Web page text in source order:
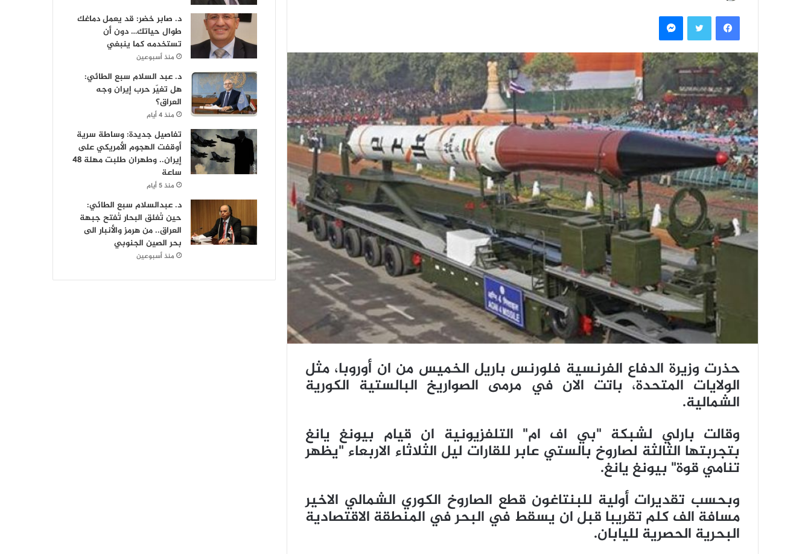
س
ب
ر
د
ا
إ
ل
ت
ر
و
ن
ا
فيسبوك
حذرت وزيرة الدفاع الفرنسية فلورنس باريل الخميس من ان أوروبا، مثل
الولايات المتحدة، باتت الان في مرمى الصواريخ البالستية الكورية
الشمالية.
وقالت بارلي لشبكة "بي اف ام" التلفزيونية ان قيام بيونغ يانغ
بتجربتها الثالثة لصاروخ بالستي عابر للقارات ليل الثلاثاء الاربعاء "يظهر
تنامي قوة" بيونغ يانغ.
وبحسب تقديرات أولية للبنتاغون قطع الصاروخ الكوري الشمالي الاخير
مسافة الف كلم تقريبا قبل ان يسقط في البحر في المنطقة الاقتصادية
البحرية الحصرية لليابان.
د. صابر خضر: قد يعمل دماغك
طوال حياتك… دون أن
تستخدمه كما ينبغي
منذ أسبوعين
د. عبد السلام سبع الطائي:
هل تغيّر حرب إيران وجه
العراق؟
منذ 4 أيام
تفاصيل جديدة: وساطة سرية
أوقفت الهجوم الأمريكي على
إيران.. وطهران طلبت مهلة 48
ساعة
منذ 5 أيام
د. عبدالسلام سبع الطائي:
حين تُغلق البحار تُفتح جبهة
العراق.. من هرمز والأنبار الى
بحر الصين الجنوبي
منذ أسبوعين